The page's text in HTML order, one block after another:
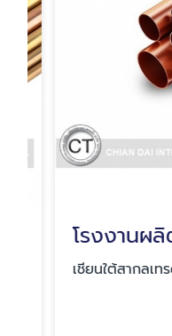
เชียนใต้สากลเทรดดิ้ง